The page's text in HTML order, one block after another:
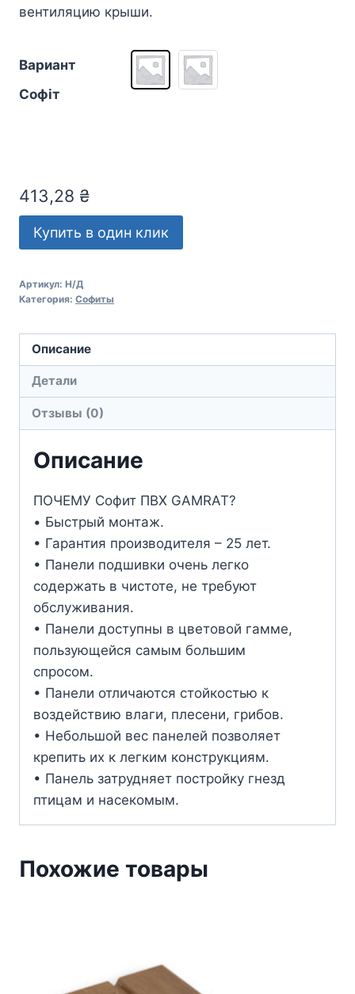
вентиляцию крыши.
Вариант
Софіт
413,28 ₴
Купить в один клик
Артикул: Н/Д
Категория: Софиты
Описание
Детали
Отзывы (0)
Описание
ПОЧЕМУ Софит ПВХ GAMRAT?
• Быстрый монтаж.
• Гарантия производителя – 25 лет.
• Панели подшивки очень легко
содержать в чистоте, не требуют
обслуживания.
• Панели доступны в цветовой гамме,
пользующейся самым большим
спросом.
• Панели отличаются стойкостью к
воздействию влаги, плесени, грибов.
• Небольшой вес панелей позволяет
крепить их к легким конструкциям.
• Панель затрудняет постройку гнезд
птицам и насекомым.
Похожие товары